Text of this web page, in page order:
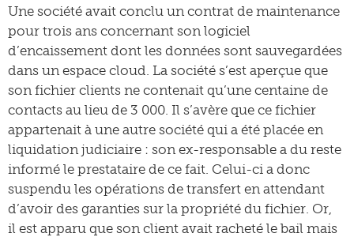
Une société avait conclu un contrat de maintenance
pour trois ans concernant son logiciel
d’encaissement dont les données sont sauvegardées
dans un espace cloud. La société s’est aperçue que
son fichier clients ne contenait qu’une centaine de
contacts au lieu de 3 000. Il s’avère que ce fichier
appartenait à une autre société qui a été placée en
liquidation judiciaire : son ex-responsable a du reste
informé le prestataire de ce fait. Celui-ci a donc
suspendu les opérations de transfert en attendant
d’avoir des garanties sur la propriété du fichier. Or,
il est apparu que son client avait racheté le bail mais